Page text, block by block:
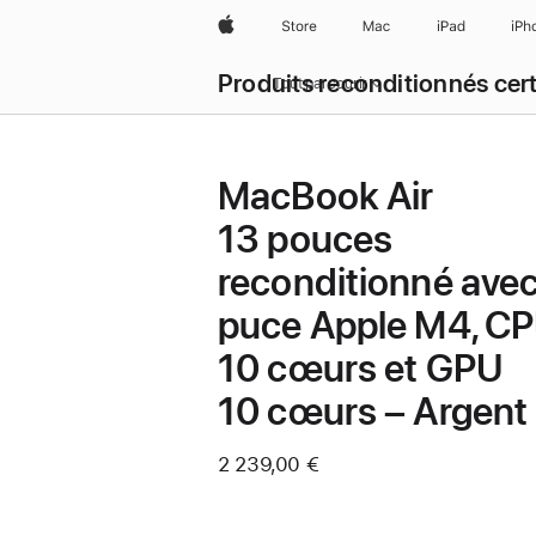
AppleStore Mac iPad
Produits reconditionnés
Tout parcourir
MacBook Air
13 pouces
reconditionné
puce Apple M4,
10 cœurs et GPU
10 cœurs – Argent
2 239,00 €